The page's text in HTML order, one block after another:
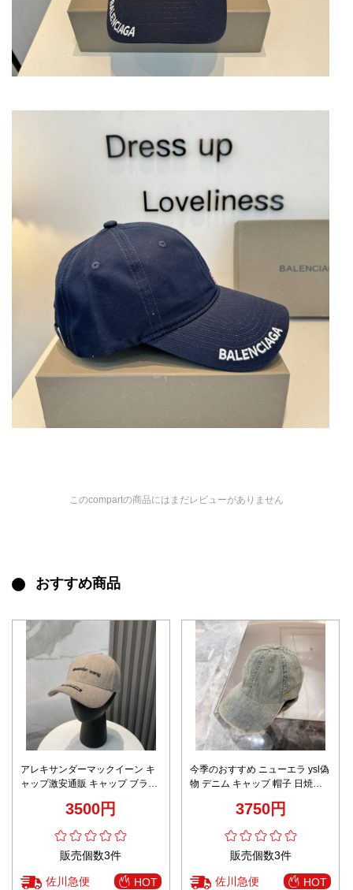
このcompartの商品にはまだレビューがありません
おすすめ商品
アレキサンダーマックイーン キ
ャップ激安通販 キャップ ブラン
め 綿100％ 男女兼用 ベージュ色
3500円
販売個数3件
佐川急便 HOT
今季のおすすめ ニューエラ ysl偽
物 デニム キャップ 帽子 日焼け
3750円
販売個数3件
佐川急便 HOT